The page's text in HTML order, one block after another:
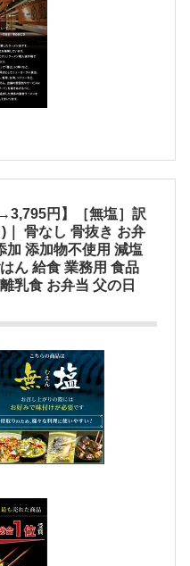
円】［無塩］訳
｜ 骨なし 骨抜き お弁
加 添加物不使用 減塩
ん 給食 業務用 食品
乳食 お弁当 父の日